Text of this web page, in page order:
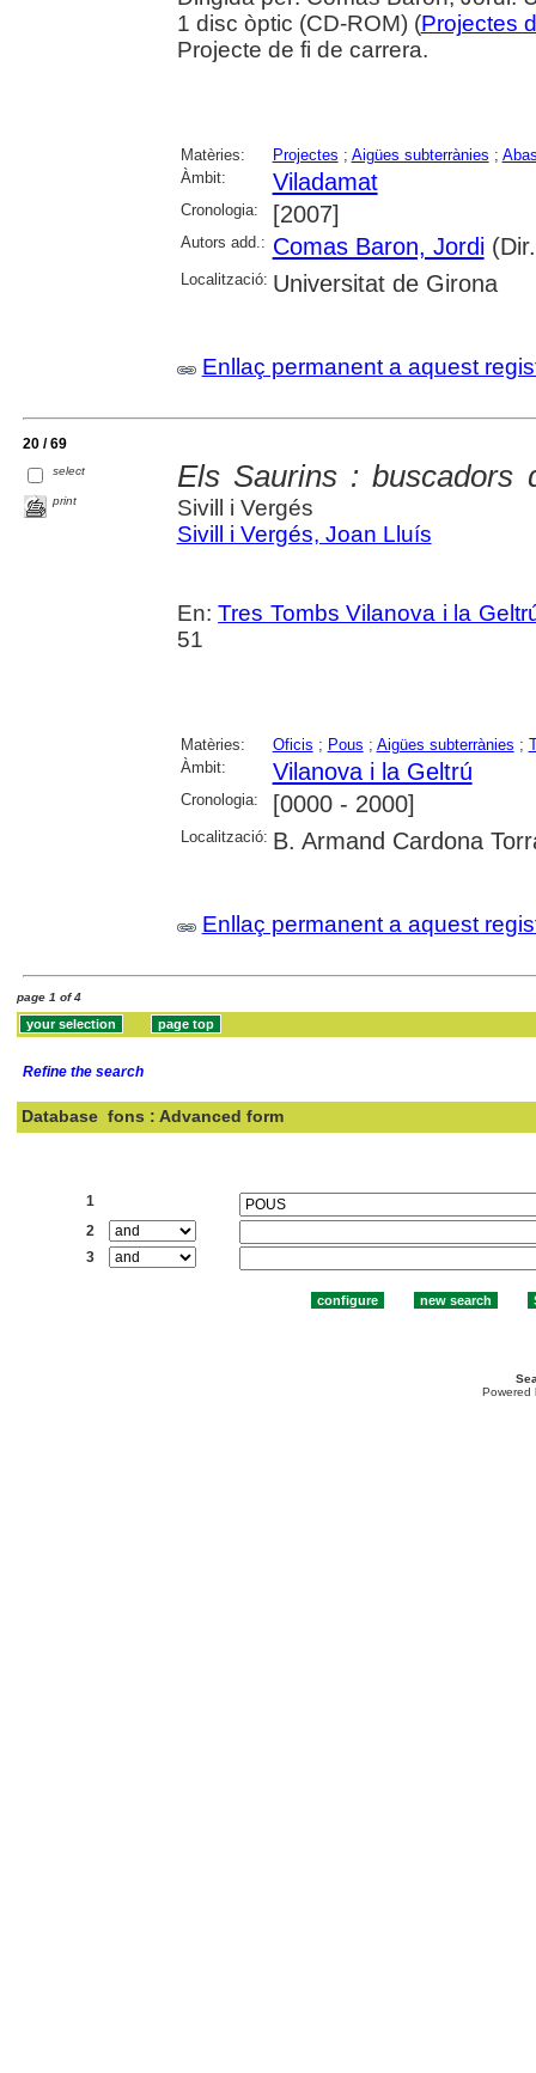
1 disc òptic (CD-ROM) (Projectes
Projecte de fi de carrera.
Matèries: Projectes ; Aigües subterrànies ;
Àmbit:
Viladamat
Cronologia: [2007]
Autors add.: Comas Baron, Jordi
Localització: Universitat de Girona
Enllaç permanent a aquest
20 / 69
select
print
Els Saurins : buscadors
Sivill i Vergés
Sivill i Vergés, Joan Lluís
En:Tres Tombs Vilanova i la
51
Matèries: Oficis ; Pous ; Aigües subterrànies ;
Àmbit:
Vilanova i la Geltrú
Cronologia: [0000 - 2000]
Localització: B. Armand Cardona
Enllaç permanent a aquest
page 1 of 4
Refine the search
Database fons : Advanced form
1
2
3